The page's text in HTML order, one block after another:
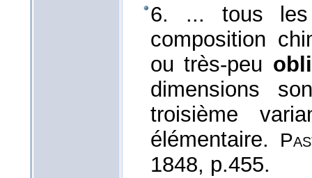
6. ... tous les
composition
ou très-peu
dimensions
troisième
élémentaire.
1848, p.455.